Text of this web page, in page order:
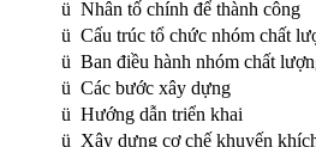
ü Nhân tố chính để thành công
ü Cấu trúc tổ chức nhóm chất
ü Ban điều hành nhóm chất
ü Các bước xây dựng
ü Hướng dẫn triển khai
ü Xây dựng cơ chế khuyến